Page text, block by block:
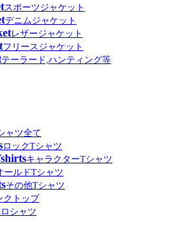
スポーツジャケット
デニムジャケット
レザージャケット
フリースジャケット
テーラード,ハンティング等
ャツ全て
ロックTシャツ
キャラクターTシャツ
ールドTシャツ
その他Tシャツ
クトップ
シャツ